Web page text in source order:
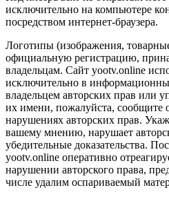
исключительно на компьютере
посредством интернет-браузера.
Логотипы (изображения,
официальную регистрацию,
владельцам. Сайт yootv.online
исключительно в
владельцем авторских прав или
их имени, пожалуйста, сообщите
нарушениях авторских прав.
вашему мнению, нарушает
убедительные доказательства.
yootv.online оперативно
нарушении авторского права,
числе удалим оспариваемый